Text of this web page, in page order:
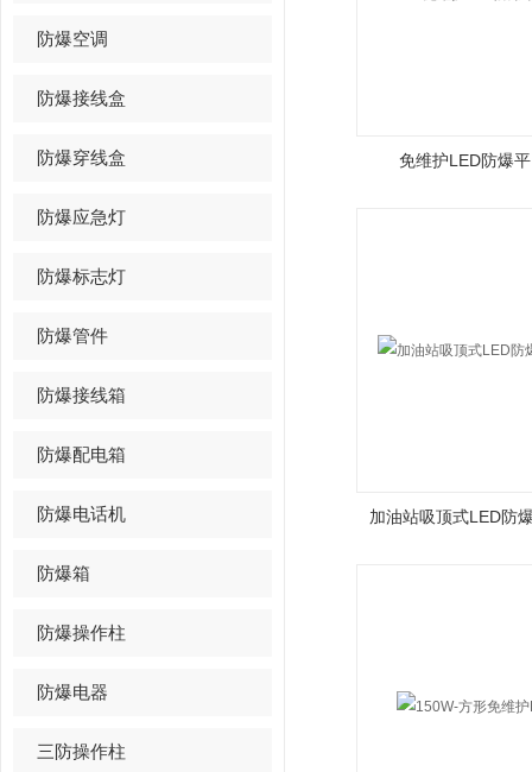
防爆空调
防爆接线盒
防爆穿线盒
防爆应急灯
防爆标志灯
防爆管件
防爆接线箱
防爆配电箱
防爆电话机
防爆箱
防爆操作柱
防爆电器
三防操作柱
免维护LED防爆
加油站吸顶式LED防